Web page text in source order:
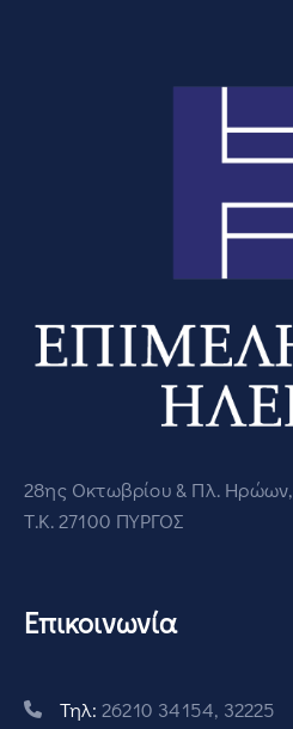
28ης Οκτωβρίου & Πλ. Ηρώων,
Τ.Κ. 27100 ΠΥΡΓΟΣ
Επικοινωνία
Τηλ: 26210 34154, 32225